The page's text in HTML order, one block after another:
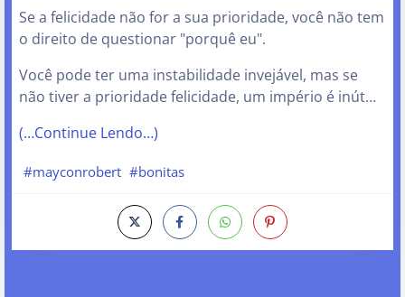
Se a felicidade não for a sua prioridade, você não tem
o direito de questionar "porquê eu".
Você pode ter uma instabilidade invejável, mas se
não tiver a prioridade felicidade, um império é inút…
(…Continue Lendo…)
#mayconrobert #bonitas